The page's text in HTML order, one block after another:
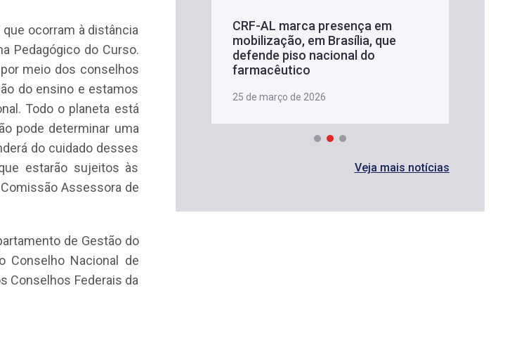
ocorram à distância
Pedagógico do Curso.
meio dos conselhos
do ensino e estamos
Todo o planeta está
pode determinar uma
do cuidado desses
estarão sujeitos às
Assessora de
de Gestão do
Conselho Nacional de
Conselhos Federais da
CRF-AL marca presença em
mobilização, em Brasília, que
defende piso nacional do
farmacêutico
25 de março de 2026
Veja mais notícias